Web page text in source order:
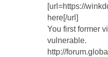
[url=https://
here[/url]
You first former
vulnerable.
http://